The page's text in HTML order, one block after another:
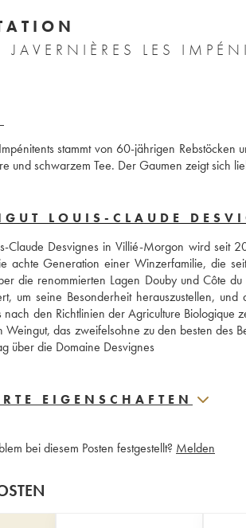
JAVERNIÈRES LES
stammt von 60-jährigen
und schwarzem Tee. Der Gaumen zeigt sich
LOUIS-CLAUDE
Claude Desvignes in Villié-Morgon wird seit
achte Generation einer Winzerfamilie, die
die renommierten Lagen Douby und Côte
um seine Besonderheit herauszustellen,
nach den Richtlinien der Agriculture
Weingut, das zweifelsohne zu den besten des
über die Domaine Desvignes
EIGENSCHAFTEN
bei diesem Posten festgestellt? Melden